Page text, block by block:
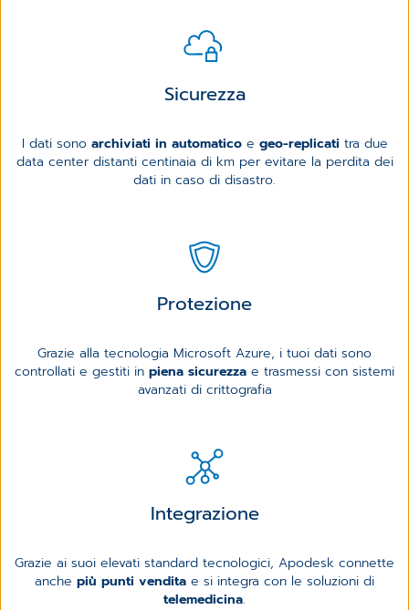
Sicurezza
I dati sono archiviati in automatico e geo-replicati tra due
data center distanti centinaia di km per evitare la perdita dei
dati in caso di disastro.
Protezione
Grazie alla tecnologia Microsoft Azure, i tuoi dati sono
controllati e gestiti in piena sicurezza e trasmessi con sistemi
avanzati di crittografia
Integrazione
Grazie ai suoi elevati standard tecnologici, Apodesk connette
anche più punti vendita e si integra con le soluzioni di
telemedicina.